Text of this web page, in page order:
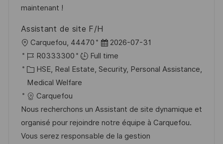
maintenant !
Assistant de site F/H
L
o
c
t
i
o
n
Carquefou, 44470
P
o
s
d
D
a
2026-07-31
J
o
b
I
d
R0333300
Full time
C
a
t
e
g
o
HSE, Real Estate, Security, Personal Assistance,
Medical Welfare
Carquefou
Nous recherchons un Assistant de site dynamique et
organisé pour rejoindre notre équipe à Carquefou.
Vous serez responsable de la gestion